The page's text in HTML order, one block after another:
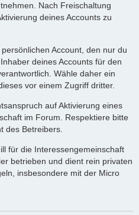
Nach Freischaltung
deines Accounts zu
Account, den nur du
deines Accounts für den
Wähle daher ein
vor einem Zugriff dritter.
auf Aktivierung eines
im Forum. Respektiere bitte
des Betreibers.
für die Interessengemeinschaft
betrieben und dient rein privaten
insbesondere mit der Micro